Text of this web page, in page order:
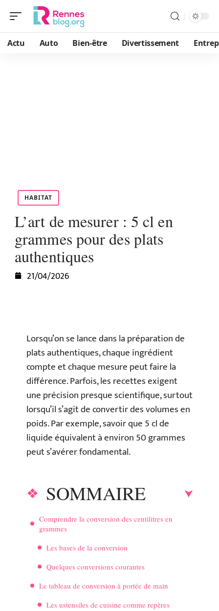
Actu Auto Bien-être Divertissement
HABITAT
L’art de mesurer : 5 cl en
grammes pour des plats
authentiques
21/04/2026
Lorsqu’on se lance dans la préparation de
plats authentiques, chaque ingrédient
compte et chaque mesure peut faire la
différence. Parfois, les recettes exigent
une précision presque scientifique, surtout
lorsqu’il s’agit de convertir des volumes en
poids. Par exemple, savoir que 5 cl de
liquide équivalent à environ 50 grammes
peut s’avérer fondamental.
SOMMAIRE
Comprendre la conversion des centilitres en
grammes
Les bases de la conversion
Quelques conversions courantes
Le tableau de conversion à portée de main
Les ustensiles de cuisine comme repères